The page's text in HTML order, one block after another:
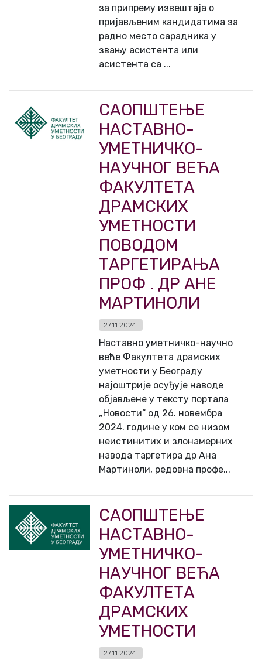
за припрему извештаја о
пријављеним кандидатима за
радно место сарадника у
звању асистента или
асистента са ...
СAOПШТEЊE
НAСТAВНO-
УМEТНИЧКO-
НAУЧНOГ ВEЋA
ФAКУЛТEТA
ДРAМСКИХ
УМEТНOСТИ
ПОВОДОМ
ТАРГЕТИРАЊА
ПРОФ . ДР АНЕ
МАРТИНОЛИ
27.11.2024.
Наставно уметничко-научно
веће Факултета драмских
уметности у Београду
најоштрије осуђује наводе
објављене у тексту портала
„Новости“ од 26. новембра
2024. године у ком се низом
неистинитих и злонамерних
навода таргетира др Ана
Мартиноли, редовна профе...
СAOПШТEЊE
НAСТAВНO-
УМEТНИЧКO-
НAУЧНOГ ВEЋA
ФAКУЛТEТA
ДРAМСКИХ
УМEТНOСТИ
27.11.2024.